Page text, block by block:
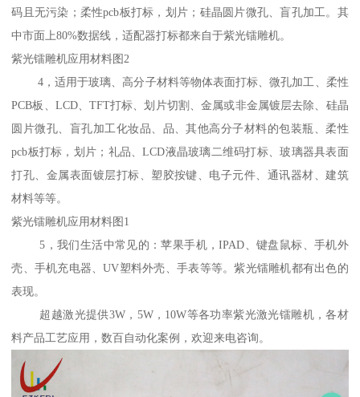
码且无污染；柔性pcb板打标，划片；硅晶圆片微孔、盲孔加工。其
中市面上80%数据线，适配器打标都来自于紫光镭雕机。
紫光镭雕机应用材料图2
4，适用于玻璃、高分子材料等物体表面打标、微孔加工、柔性
PCB板、LCD、TFT打标、划片切割、金属或非金属镀层去除、硅晶
圆片微孔、盲孔加工化妆品、品、其他高分子材料的包装瓶、柔性
pcb板打标，划片；礼品、LCD液晶玻璃二维码打标、玻璃器具表面
打孔、金属表面镀层打标、塑胶按键、电子元件、通讯器材、建筑
材料等等。
紫光镭雕机应用材料图1
5，我们生活中常见的：苹果手机，IPAD、键盘鼠标、手机外
壳、手机充电器、UV塑料外壳、手表等等。紫光镭雕机都有出色的
表现。
超越激光提供3W，5W，10W等各功率紫光激光镭雕机，各材
料产品工艺应用，数百自动化案例，欢迎来电咨询。